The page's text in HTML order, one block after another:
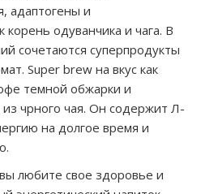
адаптогены и
корень одуванчика и чага. В
сочетаются суперпродукты
Super brew на вкус как
темной обжарки и
чрного чая. Он содержит Л-
на долгое время и
любите свое здоровье и